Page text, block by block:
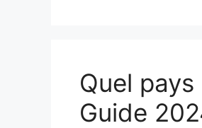
Quel
Guide